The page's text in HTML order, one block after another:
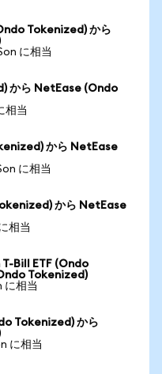
Tokenized) から
に相当
から NetEase (Ondo
相当
から NetEase
に相当
から NetEase
相当
Bill ETF (Ondo
Tokenized)
に相当
Tokenized) から
に相当